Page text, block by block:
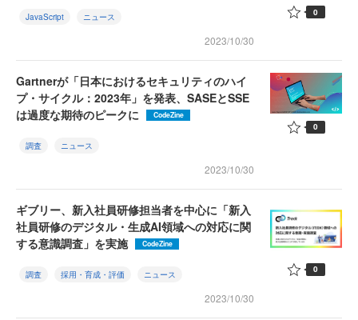
JavaScript ニュース
2023/10/30
0
Gartnerが「日本におけるセキュリティのハイ
プ・サイクル：2023年」を発表、SASEとSSE
は過度な期待のピークに
CodeZine
調査 ニュース
2023/10/30
0
ギブリー、新入社員研修担当者を中心に「新入
社員研修のデジタル・生成AI領域への対応に関
する意識調査」を実施
CodeZine
調査 採用・育成・評価 ニュース
2023/10/30
0